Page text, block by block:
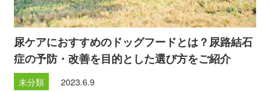
尿ケアにおすすめのドッグフードとは？尿路結石
症の予防・改善を目的とした選び方をご紹介
未分類
2023.6.9